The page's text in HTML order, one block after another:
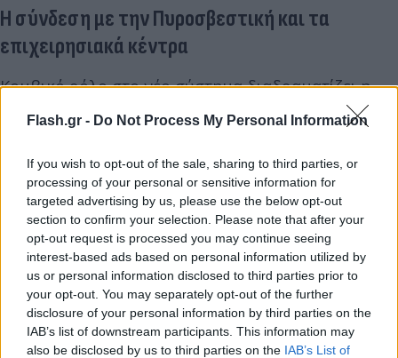
Flash.gr - Do Not Process My Personal Information
If you wish to opt-out of the sale, sharing to third parties, or
processing of your personal or sensitive information for
targeted advertising by us, please use the below opt-out
section to confirm your selection. Please note that after your
opt-out request is processed you may continue seeing
interest-based ads based on personal information utilized by
us or personal information disclosed to third parties prior to
your opt-out. You may separately opt-out of the further
disclosure of your personal information by third parties on the
IAB’s list of downstream participants. This information may
also be disclosed by us to third parties on the IAB’s List of
Η σύνδεση με την Πυροσβεστική και τα
επιχειρησιακά κέντρα
Κομβικό ρόλο στο νέο σύστημα διαδραματίζει η
επιχειρησιακή διασύνδεση των δορυφορικών
δεδομένων με τις υφιστάμενες υποδομές
διαχείρισης κρίσεων. Η εταιρεία OroraTech, σε
συνεργασία με ελληνικούς φορείς και επιχειρήσεις,
έχει ήδη ενσωματώσει την πλατφόρμα wildfire
solution και τα δεδομένα ενεργών πυρκαγιών στο
επιχειρησιακό σύστημα της Ελληνικής
Πυροσβεστικής και ειδικότερα στο σύστημα
διοίκησης ENGAGE.